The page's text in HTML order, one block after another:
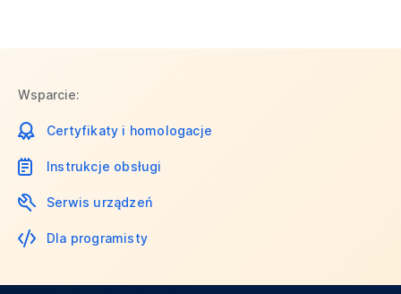
Wsparcie:
Certyfikaty i homologacje
Instrukcje obsługi
Serwis urządzeń
Dla programisty